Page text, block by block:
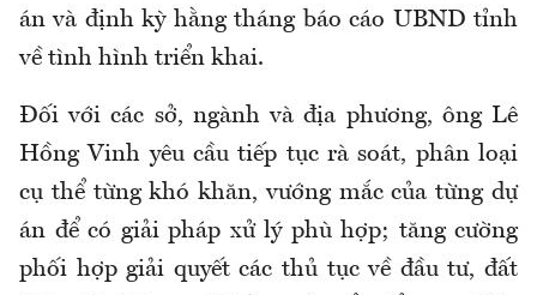
án và định kỳ hằng tháng báo cáo UBND tỉnh
về tình hình triển khai.
Đối với các sở, ngành và địa phương, ông Lê
Hồng Vinh yêu cầu tiếp tục rà soát, phân loại
cụ thể từng khó khăn, vướng mắc của từng dự
án để có giải pháp xử lý phù hợp; tăng cường
phối hợp giải quyết các thủ tục về đầu tư, đất